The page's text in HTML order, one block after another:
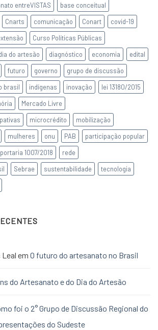
entreVISTAS
base conceitual
Cnarts comunicação Conart
covid-19
Curso Políticas Públicas
do artesão diagnóstico economia
edital
futuro governo
grupo de discussão
brasil indígenas inovação
lei 13180/2015
Mercado Livre
microcrédito
mobilização
mulheres onu PAB
participação popular
portaria 1007/2018
rede
Sebrae sustentabilidade
tecnologia
em O futuro do artesanato no Brasil
do Artesanato e do Dia do Artesão
foi o 2° Grupo de Discussão Regional do
do Sudeste